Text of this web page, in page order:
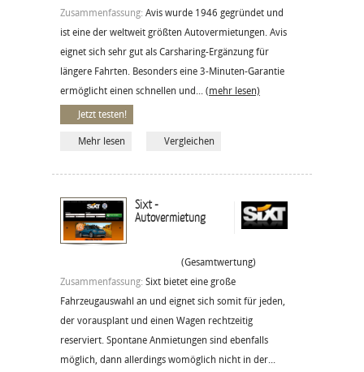
Zusammenfassung: Avis wurde 1946 gegründet und
ist eine der weltweit größten Autovermietungen. Avis
eignet sich sehr gut als Carsharing-Ergänzung für
längere Fahrten. Besonders eine 3-Minuten-Garantie
ermöglicht einen schnellen und... (mehr lesen)
Jetzt testen!
Mehr lesen Vergleichen
Sixt -
Autovermietung
(Gesamtwertung)
Zusammenfassung: Sixt bietet eine große
Fahrzeugauswahl an und eignet sich somit für jeden,
der vorausplant und einen Wagen rechtzeitig
reserviert. Spontane Anmietungen sind ebenfalls
möglich, dann allerdings womöglich nicht in der...